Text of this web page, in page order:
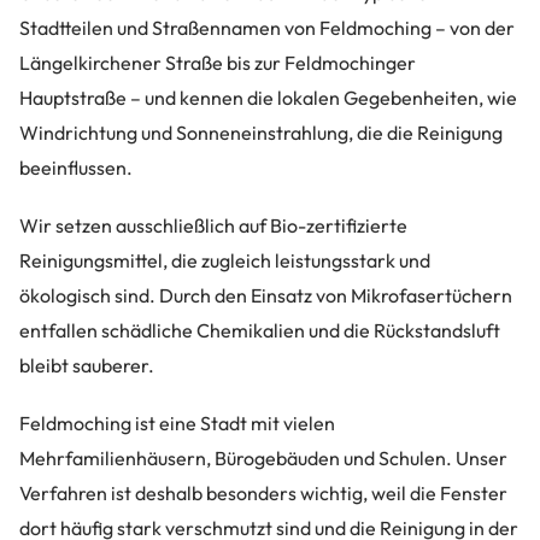
Stadtteilen und Straßennamen von Feldmoching – von der
Längelkirchener Straße bis zur Feldmochinger
Hauptstraße – und kennen die lokalen Gegebenheiten, wie
Windrichtung und Sonneneinstrahlung, die die Reinigung
beeinflussen.
Wir setzen ausschließlich auf Bio-zertifizierte
Reinigungsmittel, die zugleich leistungsstark und
ökologisch sind. Durch den Einsatz von Mikrofasertüchern
entfallen schädliche Chemikalien und die Rückstandsluft
bleibt sauberer.
Feldmoching ist eine Stadt mit vielen
Mehrfamilienhäusern, Bürogebäuden und Schulen. Unser
Verfahren ist deshalb besonders wichtig, weil die Fenster
dort häufig stark verschmutzt sind und die Reinigung in der